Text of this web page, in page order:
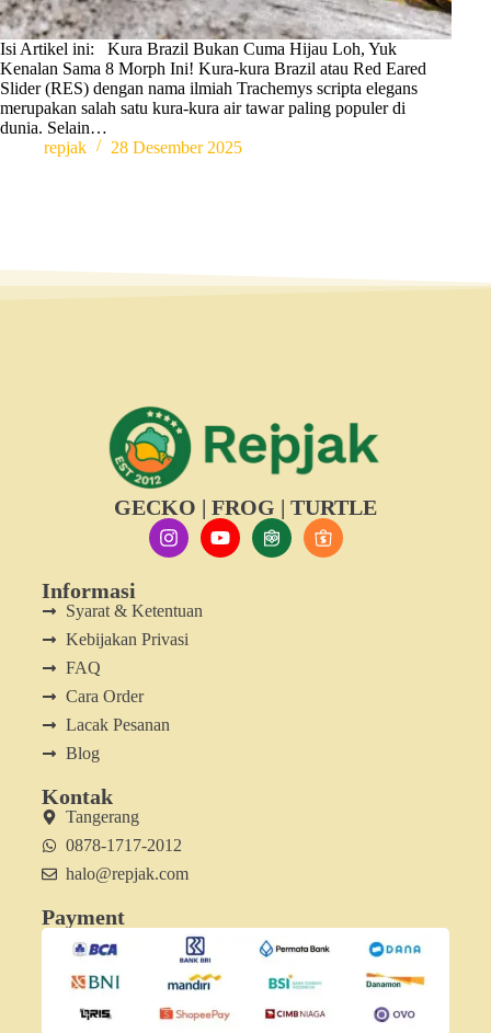
Isi Artikel ini: Kura Brazil Bukan Cuma Hijau Loh, Yuk
Kenalan Sama 8 Morph Ini! Kura-kura Brazil atau Red Eared
Slider (RES) dengan nama ilmiah Trachemys scripta elegans
merupakan salah satu kura-kura air tawar paling populer di
dunia. Selain…
repjak
28 Desember 2025
GECKO | FROG | TURTLE
Informasi
Syarat & Ketentuan
Kebijakan Privasi
FAQ
Cara Order
Lacak Pesanan
Blog
Kontak
Tangerang
0878-1717-2012
halo@repjak.com
Payment